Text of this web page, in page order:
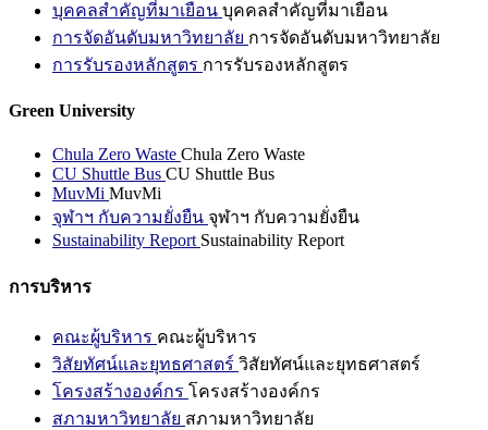
บุคคลสำคัญที่มาเยือน บุคคลสำคัญที่มาเยือน
การจัดอันดับมหาวิทยาลัย การจัดอันดับมหาวิทยาลัย
การรับรองหลักสูตร การรับรองหลักสูตร
Green University
Chula Zero Waste Chula Zero Waste
CU Shuttle Bus CU Shuttle Bus
MuvMi MuvMi
จุฬาฯ กับความยั่งยืน จุฬาฯ กับความยั่งยืน
Sustainability Report Sustainability Report
การบริหาร
คณะผู้บริหาร คณะผู้บริหาร
วิสัยทัศน์และยุทธศาสตร์ วิสัยทัศน์และยุทธศาสตร์
โครงสร้างองค์กร โครงสร้างองค์กร
สภามหาวิทยาลัย สภามหาวิทยาลัย